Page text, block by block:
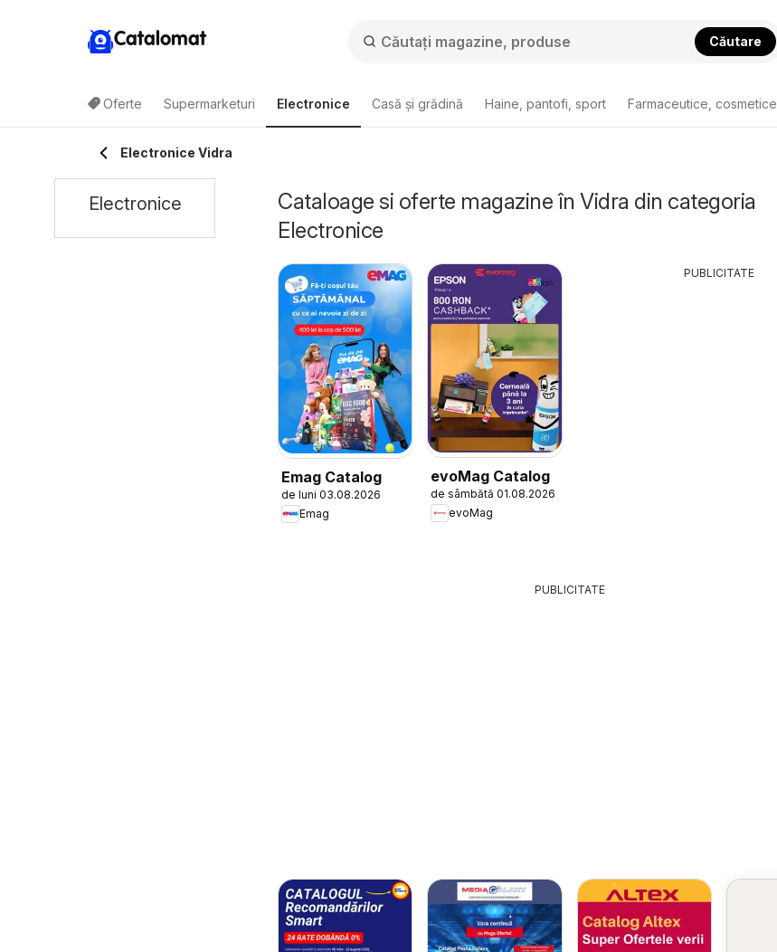
Catalomat Căutare
Oferte Supermarketuri Electronice Casă și grădină Haine, pantofi, sport Farmaceutice, cosmetice
Electronice Vidra
Cataloage si oferte magazine în Vidra din categoria
Electronice
Emag Catalog
de luni 03.08.2026
Emag
evoMag Catalog
de sâmbătă 01.08.2026
evoMag
PUBLICITATE
PUBLICITATE
Electronice